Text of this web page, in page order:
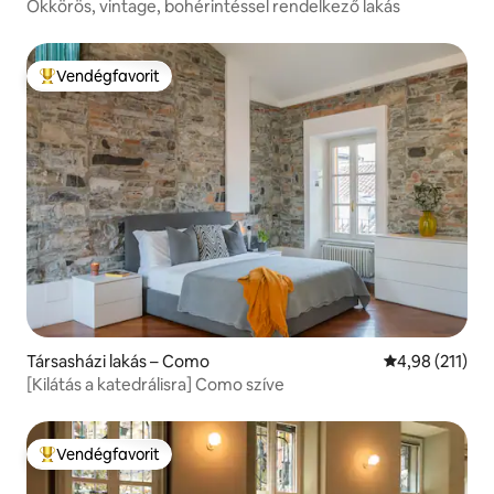
Ökkörös, vintage, bohérintéssel rendelkező lakás
Kiemelt vendégfavorit
Vendégfavorit
Társasházi lakás – Como Átlagos
4,98 (211)
[Kilátás a katedrálisra] Como szíve
Kiemelt vendégfavorit
Vendégfavorit